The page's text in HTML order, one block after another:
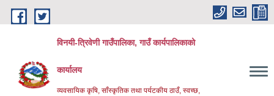
Skip to main content
विनयी-त्रिवेणी गाउँपालिका, गाउँ कार्यपालिकाको
कार्यालय
व्यवसायिक कृषि, साँस्कृतिक तथा पर्यटकीय ठाउँ, स्वच्छ,